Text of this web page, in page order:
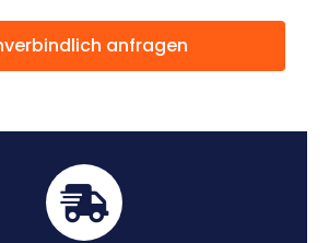
anfragen